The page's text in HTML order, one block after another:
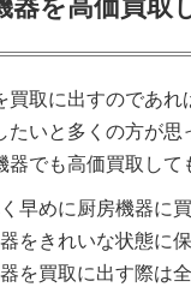
器を高価買取
買取に出すのであ
たいと多くの方が思
器でも高価買取して
早めに厨房機器に
をきれいな状態に
を買取に出す際は